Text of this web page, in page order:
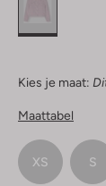
Kies je maat:
Maattabel
XS S